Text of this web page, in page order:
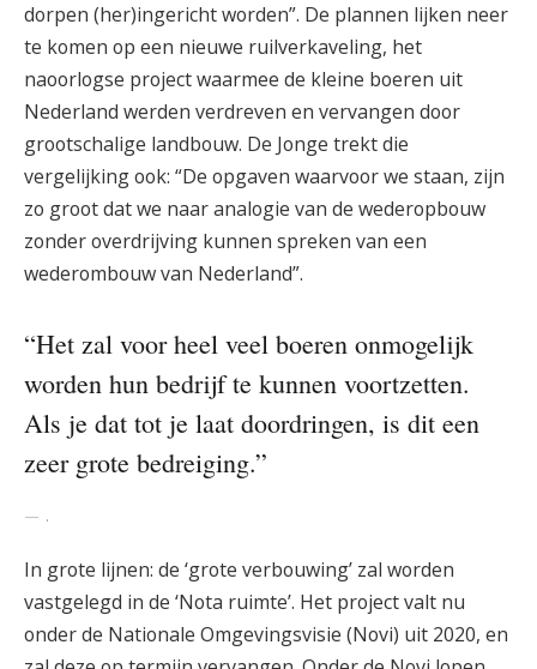
dorpen (her)ingericht worden”. De plannen lijken neer
te komen op een nieuwe ruilverkaveling, het
naoorlogse project waarmee de kleine boeren uit
Nederland werden verdreven en vervangen door
grootschalige landbouw. De Jonge trekt die
vergelijking ook: “De opgaven waarvoor we staan, zijn
zo groot dat we naar analogie van de wederopbouw
zonder overdrijving kunnen spreken van een
wederombouw van Nederland”.
“Het zal voor heel veel boeren onmogelijk
worden hun bedrijf te kunnen voortzetten.
Als je dat tot je laat doordringen, is dit een
zeer grote bedreiging.”
.
In grote lijnen: de ‘grote verbouwing’ zal worden
vastgelegd in de ‘Nota ruimte’. Het project valt nu
onder de Nationale Omgevingsvisie (Novi) uit 2020, en